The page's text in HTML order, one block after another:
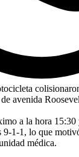
avenida
a la hora 15:30
9-1-1, lo que
médica.